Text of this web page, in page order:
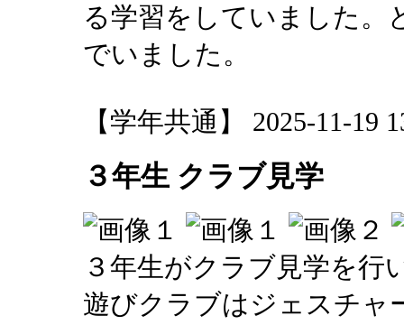
る学習をしていました。
でいました。
【学年共通】 2025-11-19
３年生 クラブ見学
３年生がクラブ見学を行
遊びクラブはジェスチャ